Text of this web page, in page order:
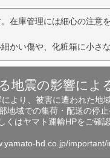
在庫管理には細心の注意
かい傷や、化粧箱に小さ
地震の影響によ
より、被害に遭われた地
地域での集荷・配送の停
くはヤマト運輸HPをご確認
hd.co.jp/